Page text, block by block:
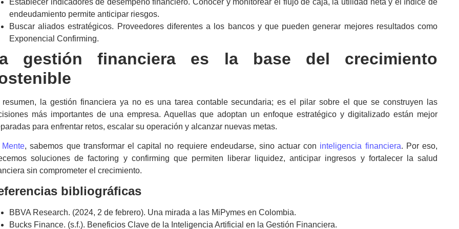
endeudamiento permite anticipar riesgos.
Buscar aliados estratégicos. Proveedores diferentes a los bancos y que pueden generar mejores resultados como
Exponencial Confirming.
gestión financiera es la base del crecimiento
resumen, la gestión financiera ya no es una tarea contable secundaria; es el pilar sobre el que se construyen las
más importantes de una empresa. Aquellas que adoptan un enfoque estratégico y digitalizado están mejor
para enfrentar retos, escalar su operación y alcanzar nuevas metas.
Mente, sabemos que transformar el capital no requiere endeudarse, sino actuar con inteligencia financiera. Por eso,
soluciones defactoring y confirming que permiten liberar liquidez, anticipar ingresos y fortalecer la salud
sin comprometer el crecimiento.
bibliográficas
BBVA Research. (2024, 2 de febrero). Una mirada a las MiPymes en Colombia.
Bucks Finance. (s.f.). Beneficios Clave de la Inteligencia Artificial en la Gestión Financiera.